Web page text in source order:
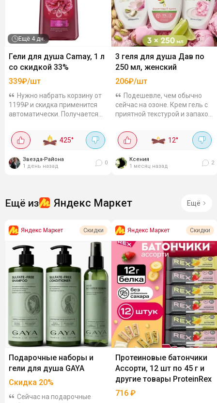
Ещё 4 дн.
Гели для душа Camay, 1 л
со скидкой 33%
339₽/шт
Нужно набрать корзину от
1199₽ и скидка применится
автоматически. Получается
акцииПродлится до 12
августа.
425°
Звезда-Района
1 день назад
0
3 геля для душа Дав по
250 мл, женский
206₽/шт
Подешевле, чем обычно
сейчас на озоне. Крем гель с
приятной текстурой и запахом
250 мл: с клубникой
фруктовый крем пион и
сливочная ваниль...
12°
Ксения
1 месяц назад
2
Ещё из Яндекс Маркет Ещё
Яндекс Маркет Скидки
Подарочные наборы и
гели для душа GAYA
Скидка 20%
Сейчас на подарочные
Яндекс Маркет Скидки
Протеиновые батончики
Ассорти, 12 шт по 45 г и
другие товары ProteinRex
716 ₽